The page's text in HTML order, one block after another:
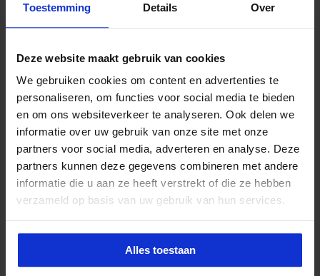
Toestemming Details Over
Deze website maakt gebruik van cookies
We gebruiken cookies om content en advertenties te
personaliseren, om functies voor social media te bieden
en om ons websiteverkeer te analyseren. Ook delen we
informatie over uw gebruik van onze site met onze
partners voor social media, adverteren en analyse. Deze
partners kunnen deze gegevens combineren met andere
informatie die u aan ze heeft verstrekt of die ze hebben
verzameld op basis van uw gebruik van hun services.
Alles toestaan
Partijen maken afspraken over betere hulp en
bescherming voor kinderen en gezinnen
9 juli 2026